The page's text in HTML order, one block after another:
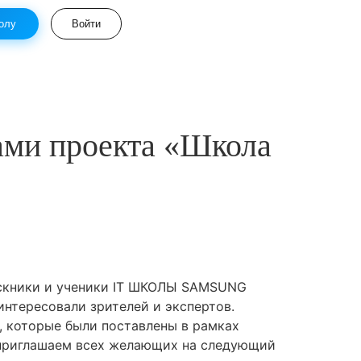
Войти
проекта «Школа
и ученики IT ШКОЛЫ SAMSUNG
зрителей и экспертов.
были поставлены в рамках
всех желающих на следующий